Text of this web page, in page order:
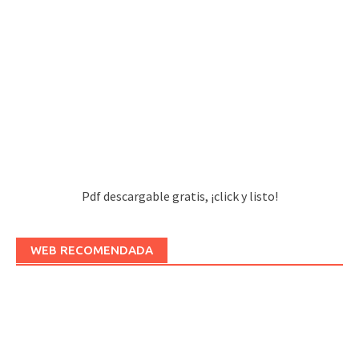
Pdf descargable gratis, ¡click y listo!
WEB RECOMENDADA